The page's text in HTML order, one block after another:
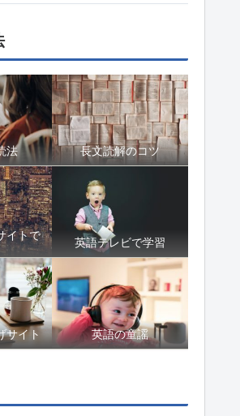
法 長文読解のコツ
イトで
英語テレビで学習
サイト 英語の童謡